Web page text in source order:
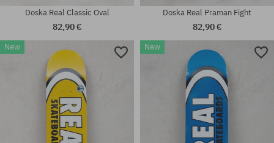
Dostupné veľkosti:
Dostupné veľkosti:
Doska Real Classic Oval
82,90 €
Doska Real Praman Fight
82,90 €
New New